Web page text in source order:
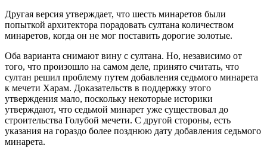
Другая версия утверждает, что шесть минаретов были
попыткой архитектора порадовать султана количеством
минаретов, когда он не мог поставить дорогие золотые.
Оба варианта снимают вину с султана. Но, независимо от
того, что произошло на самом деле, принято считать, что
султан решил проблему путем добавления седьмого минарета
к мечети Харам. Доказательств в поддержку этого
утверждения мало, поскольку некоторые историки
утверждают, что седьмой минарет уже существовал до
строительства Голубой мечети. С другой стороны, есть
указания на гораздо более позднюю дату добавления седьмого
минарета.